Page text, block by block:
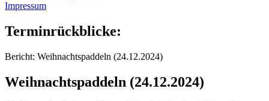
Impressum
Terminrückblicke:
Bericht: Weihnachtspaddeln (24.12.2024)
Weihnachtspaddeln (24.12.2024)